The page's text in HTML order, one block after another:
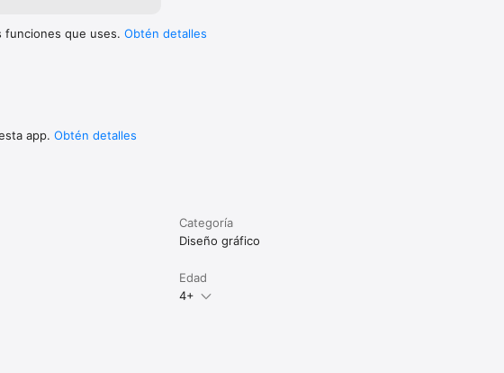
funciones que uses. Obtén detalles
app. Obtén detalles
Categoría
Diseño gráfico
Edad
4+